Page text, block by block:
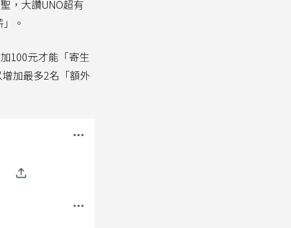
，大讚UNO超有
。
100元才能「寄生
加最多2名「額外